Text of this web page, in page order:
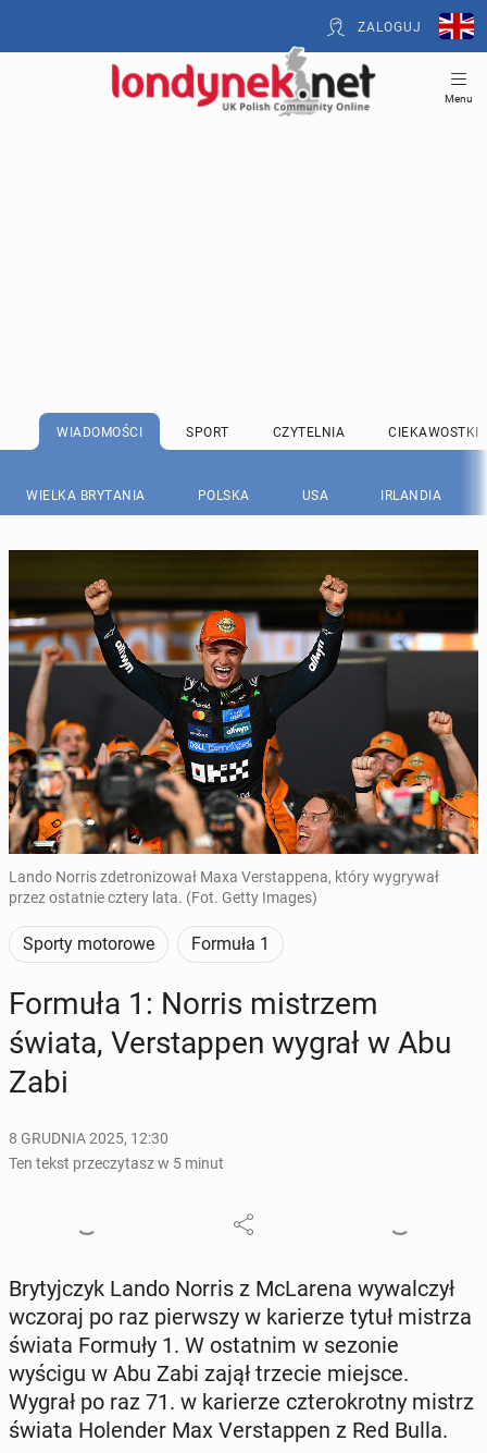
ZALOGUJ
Menu
WIADOMOŚCI SPORT CZYTELNIA CIEKAWOSTKI
WIELKA BRYTANIA POLSKA USA IRLANDIA
Lando Norris zdetronizował Maxa Verstappena, który wygrywał
przez ostatnie cztery lata. (Fot. Getty Images)
Sporty motorowe Formuła 1
Formuła 1: Norris mi­strzem
świata, Ver­stap­pen wygrał w Abu
Zabi
8 GRUDNIA 2025, 12:30
Ten tekst przeczytasz w 5 minut
Bry­tyj­czyk Lando Norris z McLa­re­na wy­wal­czył
wczoraj po raz pierw­szy w ka­rie­rze tytuł mistrza
świata Formuły 1. W ostat­nim w sezonie
wyścigu w Abu Zabi zajął trzecie miejsce.
Wygrał po raz 71. w ka­rie­rze czte­ro­krot­ny mistrz
świata Ho­len­der Max Ver­stap­pen z Red Bulla.